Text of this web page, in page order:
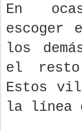
En
escoger
los
el
Estos
la línea